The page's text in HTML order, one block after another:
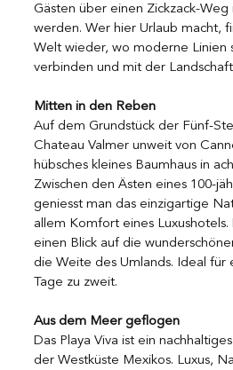
Gästen über einen Zickzack-
werden. Wer hier Urlaub macht,
Welt wieder, wo moderne Linien
verbinden und mit der
Mitten in den Reben
Auf dem Grundstück der Fünf-
Chateau Valmer unweit von
hübsches kleines Baumhaus in
Zwischen den Ästen eines 100-
geniesst man das einzigartige
allem Komfort eines
einen Blick auf die
die Weite des Umlands. Ideal für
Tage zu zweit.
Aus dem Meer geflogen
Das Playa Viva ist ein
der Westküste Mexikos. Luxus,